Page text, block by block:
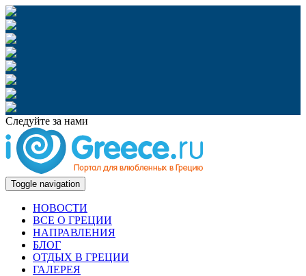
Следуйте за нами
Toggle navigation
НОВОСТИ
ВСЕ О ГРЕЦИИ
НАПРАВЛЕНИЯ
БЛОГ
ОТДЫХ В ГРЕЦИИ
ГАЛЕРЕЯ